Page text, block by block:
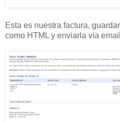
Esta es nuestra factura,
como HTML y enviarla vía